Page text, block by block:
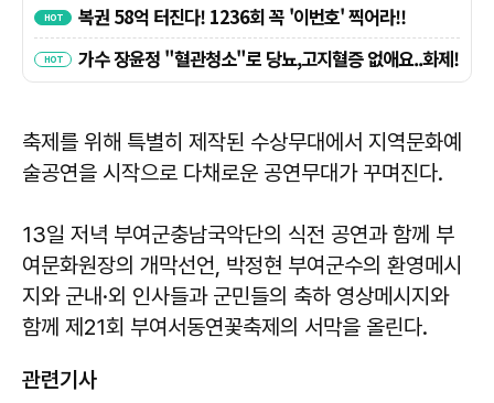
축제를 위해 특별히 제작된 수상무대에서 지역문화예
술공연을 시작으로 다채로운 공연무대가 꾸며진다.
13일 저녁 부여군충남국악단의 식전 공연과 함께 부
여문화원장의 개막선언, 박정현 부여군수의 환영메시
지와 군내·외 인사들과 군민들의 축하 영상메시지와
함께 제21회 부여서동연꽃축제의 서막을 올린다.
관련기사